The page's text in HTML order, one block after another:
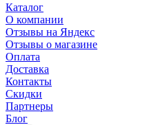
Каталог
О компании
Отзывы на Яндекс
Отзывы о магазине
Оплата
Доставка
Контакты
Скидки
Партнеры
Блог